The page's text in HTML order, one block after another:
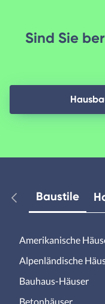
Sind Sie
Baustile
Amerikanische
Alpenländische
Bauhaus-Häuser
Betonhäuser